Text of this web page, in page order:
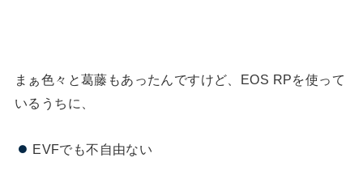
まぁ色々と葛藤もあったんですけど、EOS RPを使って
いるうちに、
EVFでも不自由ない